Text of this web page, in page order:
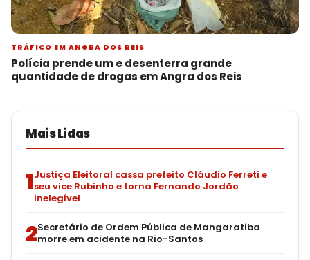
TRÁFICO EM ANGRA DOS REIS
Polícia prende um e desenterra grande
quantidade de drogas em Angra dos Reis
Mais Lidas
1Justiça Eleitoral cassa prefeito Cláudio Ferreti e
seu vice Rubinho e torna Fernando Jordão
inelegível
2Secretário de Ordem Pública de Mangaratiba
morre em acidente na Rio-Santos